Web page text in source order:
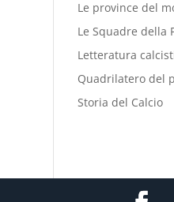
Le province del
Le Squadre della
Letteratura
Quadrilatero del
Storia del Calcio